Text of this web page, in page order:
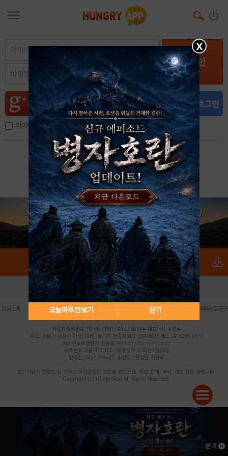
로그인
아이디, 이메일 저장
아이디 / 비밀번호 찾기 회원가입
X
오늘하루 안보기 닫기
로그인 PC버전 전체앱
회사소개 | 개인정보 처리방침 불법촬영물 신고센터 제휴광고문의
사업자등록번호:119-86-61101 (주)스마트나우 대표이사:송현두
주소: 서울시 금천구 가산디지털1로 171 연락처:063-284-8635 팩스:02-6265-0377
청소년보호책임자:김동욱 desk@hungryapp.co.kr
등록번호:서울아02322 | 등록일자:2016년4월25일
발행인:(주)스마트나우 송현두 | 편집인:김동욱
헝그리앱의 콘텐츠 및 기사는 저작권법의 보호를 받으므로, 무단 전재, 복사, 배포 등을 금합니다.
Copyright (c) HungryApp All Rights Reserved.